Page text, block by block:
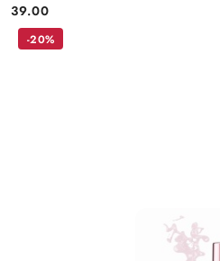
Cena:
39.00
-20%